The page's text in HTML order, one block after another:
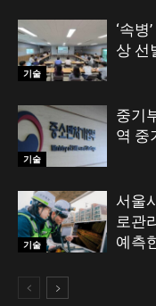
기술
‘속
상 선
기술
중기
역 중
기술
서울
로관
예측